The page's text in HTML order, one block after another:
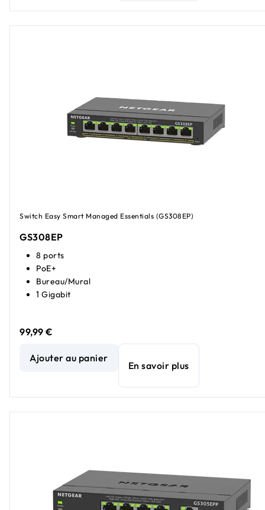
Switch Easy Smart Managed Essentials (GS308EP)
GS308EP
8 ports
PoE+
Bureau/Mural
1 Gigabit
99,99 €
Commutateur PoE+ Easy Smart Essentials Gigabit
Ajouter au panier
En savoir plus